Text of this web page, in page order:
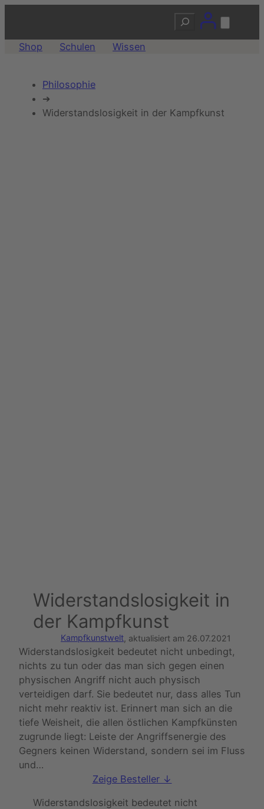
springen
Suchen
Shop Schulen Wissen
Philosophie
➔
Widerstandslosigkeit in der Kampfkunst
Widerstandslosigkeit in
der Kampfkunst
Kampfkunstwelt , aktualisiert am 26.07.2021
Widerstandslosigkeit bedeutet nicht unbedingt,
nichts zu tun oder das man sich gegen einen
physischen Angriff nicht auch physisch
verteidigen darf. Sie bedeutet nur, dass alles Tun
nicht mehr reaktiv ist. Erinnert man sich an die
tiefe Weisheit, die allen östlichen Kampfkünsten
zugrunde liegt: Leiste der Angriffsenergie des
Gegners keinen Widerstand, sondern sei im Fluss
und…
Zeige Besteller ↓
Widerstandslosigkeit bedeutet nicht